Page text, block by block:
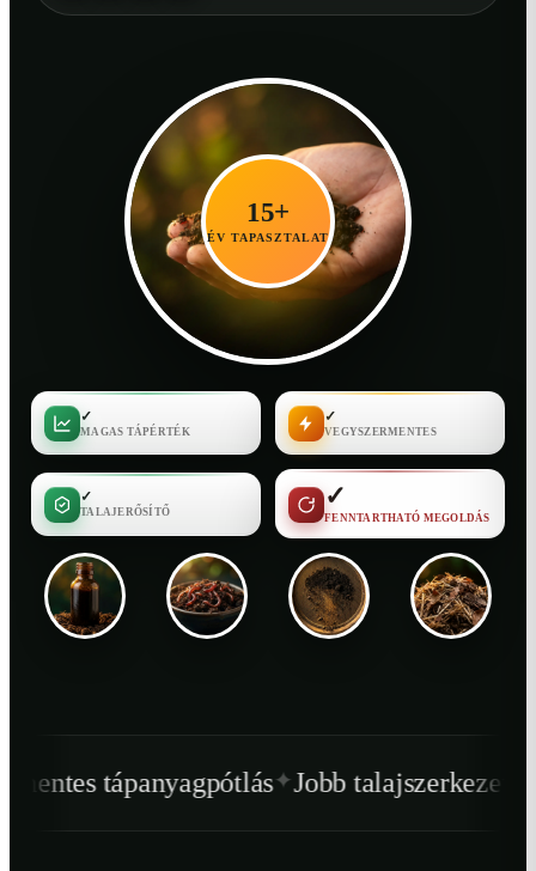
15+
ÉV TAPASZTALAT
✓
MAGAS TÁPÉRTÉK
✓
VEGYSZERMENTES
✓
TALAJERŐSÍTŐ
✓
FENNTARTHATÓ MEGOLDÁS
✦Jobb talajszerkezet✦